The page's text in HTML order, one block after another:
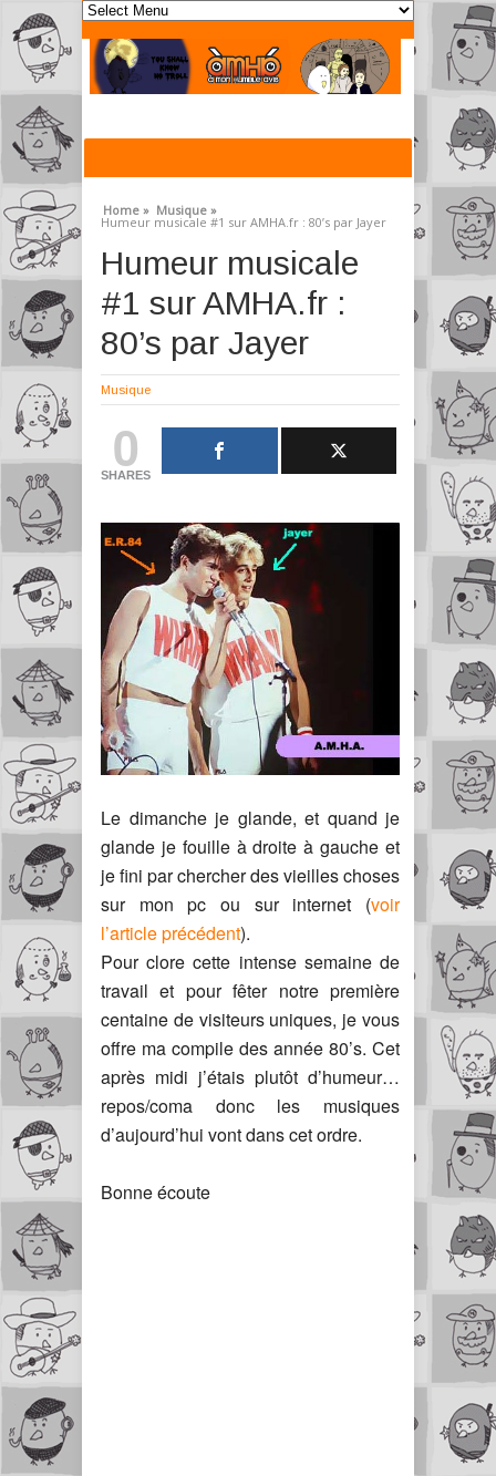
Home » Musique »
Humeur musicale #1 sur AMHA.fr : 80’s par Jayer
Humeur musicale
#1 sur AMHA.fr :
80’s par Jayer
Musique
0
SHARES
Le dimanche je glande, et quand je
glande je fouille à droite à gauche et
je fini par chercher des vieilles choses
sur mon pc ou sur internet (voir
l’article précédent).
Pour clore cette intense semaine de
travail et pour fêter notre première
centaine de visiteurs uniques, je vous
offre ma compile des année 80’s. Cet
après midi j’étais plutôt d’humeur…
repos/coma donc les musiques
d’aujourd’hui vont dans cet ordre.
Bonne écoute